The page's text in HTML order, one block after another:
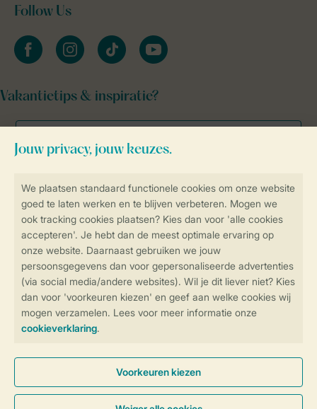
Controle over jouw gegevens &
Instellingen wijzigen
Veilig en snel online boeken
Veilige gegevensoverdracht
Veilige betaling
Follow Us
facebookinstagramtiktok youtube
Vakantietips & inspiratie?